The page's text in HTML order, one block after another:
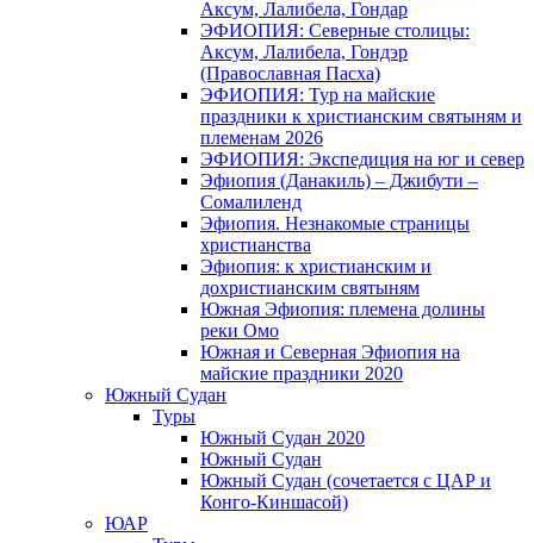
Аксум, Лалибела, Гондар
ЭФИОПИЯ: Северные столицы:
Аксум, Лалибела, Гондэр
(Православная Пасха)
ЭФИОПИЯ: Тур на майские
праздники к христианским святыням и
племенам 2026
ЭФИОПИЯ: Экспедиция на юг и север
Эфиопия (Данакиль) – Джибути –
Cомалиленд
Эфиопия. Незнакомые страницы
христианства
Эфиопия: к христианским и
дохристианским святыням
Южная Эфиопия: племена долины
реки Омо
Южная и Северная Эфиопия на
майские праздники 2020
Южный Судан
Туры
Южный Cудан 2020
Южный Cудан
Южный Судан (сочетается с ЦАР и
Конго-Киншасой)
ЮАР